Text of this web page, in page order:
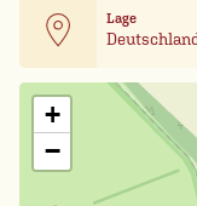
Lage
+
−